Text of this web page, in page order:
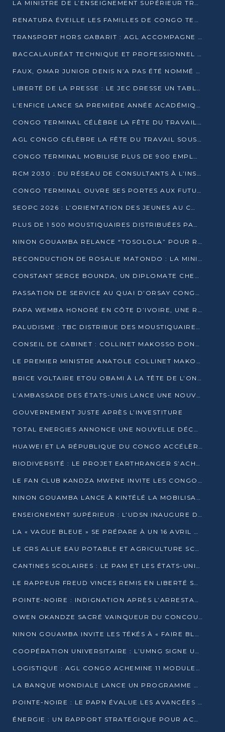
LA MINISTRE DE L’ENSEIGNEMENT SUPÉRIEUR TRACE SA FEUILLE DE ROUTE
RENATURA ÉVEILLE LES FAMILLES DE CONGO TERMINAL À LA PROTECTION DE L’ENVIRONNEMENT
TRANSPORT HORS GABARIT : AGL ACCOMPAGNE LE DÉVELOPPEMENT DU SECTEUR BRASSICOLE AU CONGO
BACCALAURÉAT TECHNIQUE ET PROFESSIONNEL : 16 352 CANDIDATS LANCÉS DANS LES ÉPREUVES D’EPS
FAUX, OMAR JUNIOR DENIS N’A PAS ÉTÉ NOMMÉ AIDE DE CAMP ADJOINT DE DENIS SASSOU NGUESSO
LIBERTÉ DE LA PRESSE : LE JEC DRESSE UN TABLEAU PRÉOCCUPANT AU CONGO
L’ENFICE LANCE SA PREMIÈRE ANNÉE ACADÉMIQUE AVEC 100 FUTURS ENSEIGNANTS
CONGO TERMINAL CÉLÈBRE LA FÊTE DU TRAVAIL AVEC SES COLLABORATEURS À POINTE-NOIRE
AGL CONGO CÉLÈBRE LA FÊTE DU TRAVAIL SOUS LE SIGNE DE LA COHÉSION
CONGO TERMINAL MOBILISE PLUS DE 900 EMPLOYÉS AUTOUR DE LA SÉCURITÉ AU TRAVAIL
RCM 2030 : DU RÉSEAU DE CONSULTANTS À L’INSTRUMENT DE PUISSANCE EN AFRIQUE FRANCOPHONE
CONGO TERMINAL OUVRE SES PORTES AUX FUTURS INGÉNIEURS AU FORUM DES MÉTIERS D’UCAC-ICAM
SEOPC 2026 : L’ORIENTATION DES JEUNES AU CŒUR DE LA DEUXIÈME ÉDITION
PLUS DE 1 500 MOUSTIQUAIRES DISTRIBUÉES PAR AGL ET CONGO TERMINAL DANS LA LUTTE CONTRE LE PALUDISME
NINON GOUAMBA RELANCE “TOSOLOLA” POUR RENFORCER LE DIALOGUE AVEC LES CITOYENS
RECONDUCTION DE ROSALIE MATONDO : LA MINISTRE PROMET D’ACCÉLÉRER LE TRAITEMENT DES DOSSIERS ET DE RELEVER DE NOUVEAUX DÉFIS
CONSTANT SERGE BOUNDA, UN DIPLOMATE CHEVRONNÉ AUX COMMANDES DES AFFAIRES ÉTRANGÈRES
PASSATION DE SERVICE AU QUAI D’ORSAY CONGOLAIS : GAKOSSO PASSE LE FLAMBEAU À BOUNDA
PAPA WEMBA HONORÉ EN CÔTE D’IVOIRE, UNE RUE PORTE DÉSORMAIS SON NOM
PALUDISME : TBC DISTRIBUE DES MOUSTIQUAIRES DANS DEUX CSI DE BRAZZAVILLE
CONSEIL DE CABINET : COLLINET MAKOSSO DONNE SES DERNIÈRES ORIENTATIONS
LE PREMIER MINISTRE ANATOLE COLLINET MAKOSSO DÉMISSIONNE AVEC SON GOUVERNEMENT
BRICE VOLTAIRE ETOU OBAMI À LA TÊTE DE L’ONEC-C POUR TROIS ANS
L’AMBASSADE DES ÉTATS-UNIS LANCE UNE NOUVELLE COHORTE DU PROGRAMME ACCESS MICRO-SCHOLARSHIP
GOUVERNEMENT JUSTE APRÈS L’INVESTITURE
TOTAL ENERGIES ANNONCE UNE NOUVELLE DÉCOUVERTE D’HYDROCARBURES SUR LE PERMIS MOHO AU LARGE DU CONGO
HUAWEI ET LA RÉPUBLIQUE DU CONGO ACCÉLÈRENT LEUR PARTENARIAT
BIODIVERSITÉ : LE PROJET EARTHRANGER S’ACHÈVE, MAIS LES DÉFIS DEMEURENT
LE FAN CLUB KANDZA MWENE INVITE LES CONGOLAIS À UNE FORTE AFFLUENCE AU STADE DE KINTÉLÉ
NINON GOUAMBA LANCE À KINTÉLÉ LA MOBILISATION POUR L’INVESTITURE DR DSN
ENSEIGNEMENT SUPÉRIEUR : L’UDSN INAUGURE DES LABORATOIRES POUR BOOSTER LA FORMATION PRATIQUE
LA « VAGUE BLEUE » SE PRÉPARE À UN 16 AVRIL HISTORIQUE
LE CRS ALLIE EAU POTABLE ET AGRICULTURE SCOLAIRE AU CŒUR DE LA TRANSFORMATION DES ÉCOLES RURALES
CANTINES SCOLAIRES : LE PAM ET LES ÉTATS-UNIS AU CONTACT DES ÉCOLIERS DE KINKALA
LE RAPPEUR FREUD VINCES REMIS EN LIBERTÉ SOUS PRESSION MÉDIATIQUE
POINTE-NOIRE : INDIGNATION APRÈS L’ARRESTATION DU RAPPEUR FREUD VINCES
OWEN OKANDZE SACRÉ VAINQUEUR DU CONCOURS SLAM POUR LA VIE
NINON GOUAMBA INVITE LES TÉKÉS À « FAIRE BLOC » POUR PESER DANS LE DÉBAT NATIONAL
COOPÉRATION UNIVERSITAIRE : L’UMNG SIGNE UN ACCORD STRATÉGIQUE AVEC L’UNIVERSITÉ HAINAN EN CHINE
LOGISTIQUE : AGL CONGO ACHEMINE 11 MODULES GÉANTS JUSQU’À BRAZZAVILLE
LA BANQUE MONDIALE LANCE UN PROGRAMME DE 394 MILLIONS DE DOLLARS POUR LE BASSIN DU CONGO
POINTE-NOIRE : LE PAPN ÉVALUE LES AVANCÉES DU MÔLE EST
ÉNERGIE : UN RAPPORT STRATÉGIQUE POUR ACCÉLÉRER LA TRANSITION AU CONGO